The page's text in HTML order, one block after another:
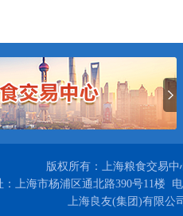
版权所有：上海粮食交易
：上海市杨浦区通北路390号11楼
上海良友(集团)有限公